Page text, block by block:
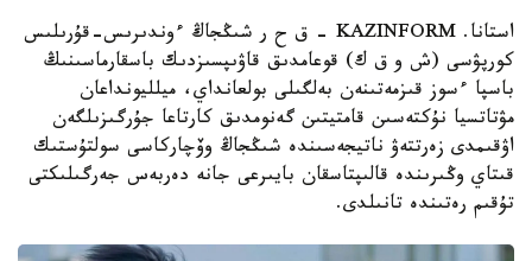
استانا. KAZINFORM – ق ح ر شىڭجاڭ ءوندىرىس-قۇرىلىس
كورپۋسى (ش و ق ك) قوعامدىق قاۋىپسىزدىك باسقارماسىنىڭ
باسپا ءسوز قىزمەتىنەن بەلگىلى بولعانداي، ميلليونداعان
مۋتاتسيا نۇكتەسىن قامتيتىن گەنومدىق كارتاعا جۇرگىزىلگەن
اۋقىمدى زەرتتەۋ ناتيجەسىندە شىڭجاڭ وۆچاركاسى سولتۇستىك
قىتاي وڭىرىندە قالىپتاسقان بايىرعى جانە دەربەس جەرگىلىكتى
تۇقىم رەتىندە تانىلدى.